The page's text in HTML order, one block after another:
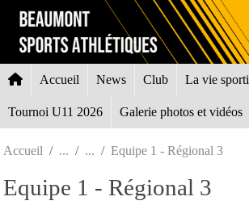
Accueil News Club La vie
Tournoi U11 2026 Galerie photos et vidéos
Accueil Equipe 1 - Régional 3
Equipe 1 - Régional 3
Panneau de gestion des cookies